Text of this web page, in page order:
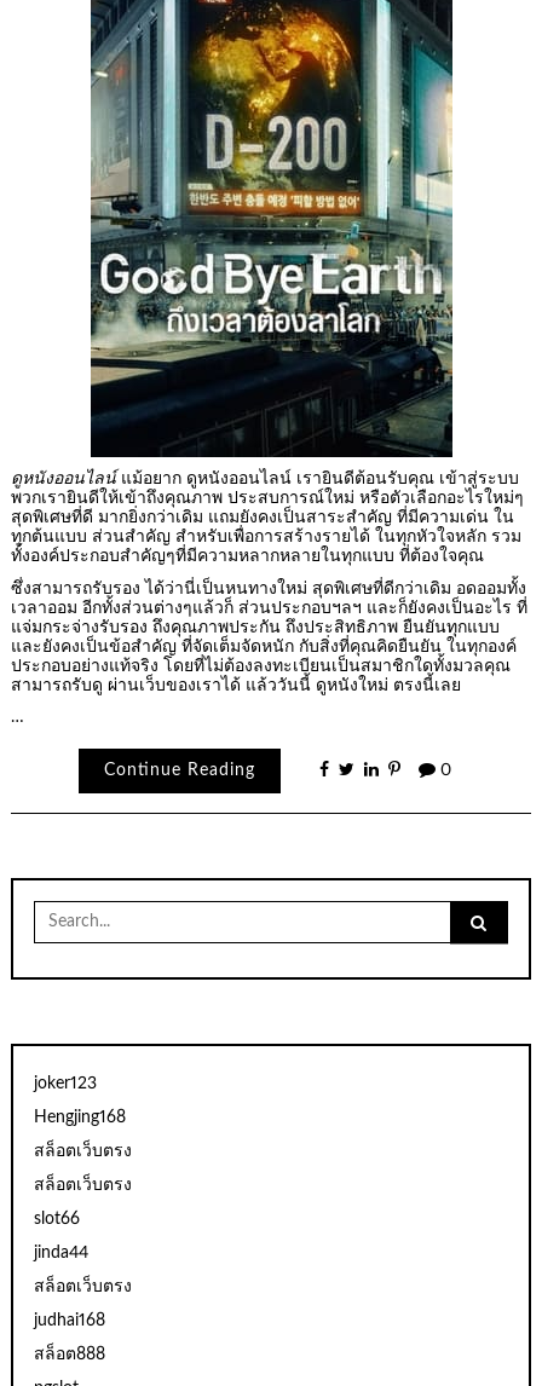
ดูหนังออนไลน์แม้อยาก ดูหนังออนไลน์ เรายินดีต้อนรับคุณ เข้าสู่ระบบ
พวกเรายินดีให้เข้าถึงคุณภาพ ประสบการณ์ใหม่ หรือตัวเลือกอะไรใหม่ๆ
สุดพิเศษที่ดี มากยิ่งกว่าเดิม แถมยังคงเป็นสาระสำคัญ ที่มีความเด่น ใน
ทุกต้นแบบ ส่วนสำคัญ สำหรับเพื่อการสร้างรายได้ ในทุกหัวใจหลัก รวม
ทั้งองค์ประกอบสำคัญๆที่มีความหลากหลายในทุกแบบ ที่ต้องใจคุณ
ซึ่งสามารถรับรอง ได้ว่านี่เป็นหนทางใหม่ สุดพิเศษที่ดีกว่าเดิม อดออมทั้ง
เวลาออม อีกทั้งส่วนต่างๆแล้วก็ ส่วนประกอบฯลฯ และก็ยังคงเป็นอะไร ที่
แจ่มกระจ่างรับรอง ถึงคุณภาพประกัน ถึงประสิทธิภาพ ยืนยันทุกแบบ
และยังคงเป็นข้อสำคัญ ที่จัดเต็มจัดหนัก กับสิ่งที่คุณคิดยืนยัน ในทุกองค์
ประกอบอย่างแท้จริง โดยที่ไม่ต้องลงทะเบียนเป็นสมาชิกใดทั้งมวลคุณ
สามารถรับดู ผ่านเว็บของเราได้ แล้ววันนี้ ดูหนังใหม่ ตรงนี้เลย
…
Continue Reading 0
Search
for:
joker123
Hengjing168
สล็อตเว็บตรง
สล็อตเว็บตรง
slot66
jinda44
สล็อตเว็บตรง
judhai168
สล็อต888